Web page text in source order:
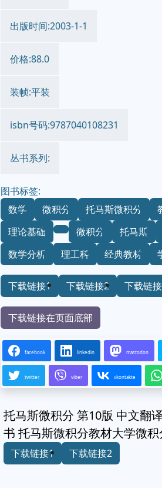
出版时间:2003-1-1
价格:88.0
装帧:平装
isbn号码:9787040108231
丛书系列:
图书标签:
数学
微积分 托马斯微积分
理论基础
微积分 托马斯
数学分析
理工科 经典教材
下载链接1 下载链接2 下载链
下载链接在页面底部
facebook linkedin mastodon
twitter viber vkontakte
托马斯微积分 第10版 中文翻
书 托马斯微积分教材大学微
下载链接1 下载链接2